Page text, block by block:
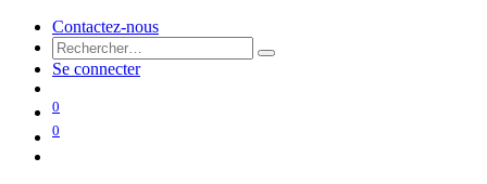
Contactez-nous
Se connecter
0
0